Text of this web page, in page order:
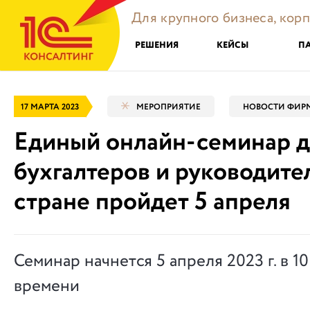
Для крупного бизнеса,
РЕШЕНИЯ КЕЙСЫ
17 МАРТА 2023 МЕРОПРИЯТИЕ НОВОСТИ
Единый онлайн-семинар
бухгалтеров и
стране пройдет 5 апреля
Семинар начнется 5 апреля 2023 г. в
времени